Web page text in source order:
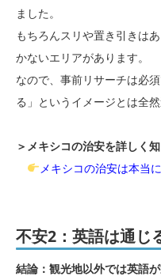
ました。
もちろんスリや置き引きは
かないエリアがあります。
なので、事前リサーチは必
る」というイメージとは全然
＞メキシコの治安を詳しく
メキシコの治安は本当
不安2：英語は通じ
結論：観光地以外では英語